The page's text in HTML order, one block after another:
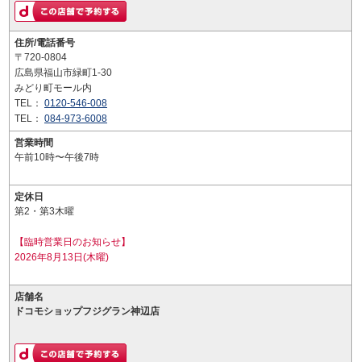
住所/電話番号
〒720-0804
広島県福山市緑町1-30
みどり町モール内
TEL： 0120-546-008
TEL： 084-973-6008
営業時間
午前10時〜午後7時
定休日
第2・第3木曜
【臨時営業日のお知らせ】
2026年8月13日(木曜)
店舗名
ドコモショップフジグラン神辺店